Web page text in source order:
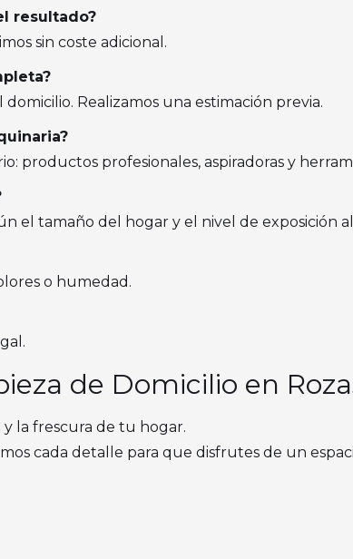
resultado?
sin coste adicional.
Realizamos una estimación previa.
productos profesionales, aspiradoras y
el tamaño del hogar y el nivel de exposición
o humedad.
de Domicilio en
la frescura de tu hogar.
cada detalle para que disfrutes de un